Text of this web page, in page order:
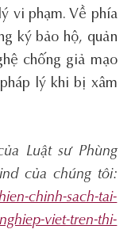
vi phạm. Về phía
ký bảo hộ, quản
chống giả mạo
lý khi bị xâm
Luật sư Phùng
của chúng tôi:
chinh-sach-tai-
viet-tren-thi-